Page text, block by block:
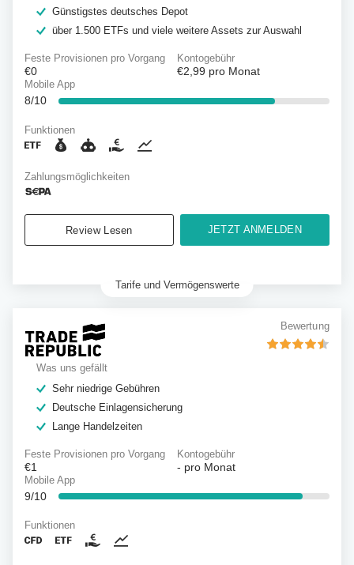
Günstigstes deutsches Depot
über 1.500 ETFs und viele weitere Assets zur Auswahl
Feste Provisionen pro Vorgang
€0
Kontogebühr
€2,99 pro Monat
Mobile App
8/10
Funktionen
Zahlungsmöglichkeiten
Review Lesen JETZT ANMELDEN
Tarife und Vermögenswerte
Bewertung
Was uns gefällt
Sehr niedrige Gebühren
Deutsche Einlagensicherung
Lange Handelzeiten
Feste Provisionen pro Vorgang
€1
Kontogebühr
- pro Monat
Mobile App
9/10
Funktionen